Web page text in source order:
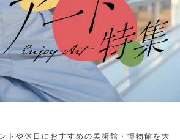
トや休日におすすめの美術館・博物館を大